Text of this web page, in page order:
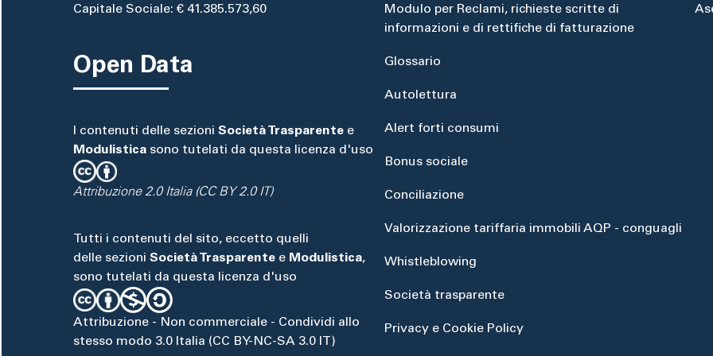
Capitale Sociale: € 41.385.573,60
Open Data
I contenuti delle sezioni Società Trasparente e
Modulistica sono tutelati da questa licenza d'uso
Attribuzione 2.0 Italia (CC BY 2.0 IT)
Tutti i contenuti del sito, eccetto quelli
delle sezioni Società Trasparente e Modulistica,
sono tutelati da questa licenza d'uso
Attribuzione - Non commerciale - Condividi allo
stesso modo 3.0 Italia (CC BY-NC-SA 3.0 IT)
Modulo per Reclami, richieste scritte di
informazioni e di rettifiche di fatturazione
Glossario
Autolettura
Alert forti consumi
Bonus sociale
Conciliazione
Valorizzazione tariffaria immobili AQP - conguagli
Whistleblowing
Società trasparente
Privacy e Cookie Policy